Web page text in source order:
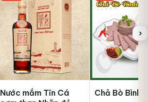
Nước mắm Tĩn Cá
Chả Bò Bình
›